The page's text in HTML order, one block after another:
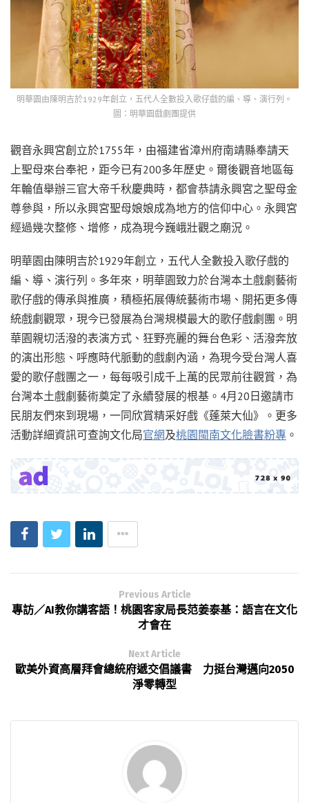
明華園由陳明吉於1929年創立，五代人全數投入歌仔戲的編、導、演行列。
圖：明華園戲劇團提供
觀音永興宮創立於1755年，由福建省漳州府南靖縣奉請天
上聖母來台奉祀，距今已有200多年歷史。爾後觀音地區每
年輪值舉辦三官大帝千秋慶典時，都會恭請永興宮之聖母金
尊參與，所以永興宮聖母娘娘成為地方的信仰中心。永興宮
經過幾次整修、增修，成為現今巍峨壯觀之廟況。
明華園由陳明吉於1929年創立，五代人全數投入歌仔戲的
編、導、演行列。多年來，明華園致力於台灣本土戲劇藝術
歌仔戲的傳承與推廣，積極拓展傳統藝術市場、開拓更多傳
統戲劇觀眾，現今已發展為台灣規模最大的歌仔戲劇團。明
華園親切活潑的表演方式、狂野亮麗的舞台色彩、活潑奔放
的演出形態、呼應時代脈動的戲劇內涵，為現今受台灣人喜
愛的歌仔戲團之一，每每吸引成千上萬的民眾前往觀賞，為
台灣本土戲劇藝術奠定了永續發展的根基。4月20日邀請市
民朋友們來到現場，一同欣賞精采好戲《蓬萊大仙》。更多
活動詳細資訊可查詢文化局官網及桃園閩南文化臉書粉專 。
Previous Article
專訪／AI教你講客語！桃園客家局長范姜泰基：語言在文化
才會在
Next Article
歐美外資高層拜會總統府遞交倡議書 力挺台灣邁向2050
淨零轉型